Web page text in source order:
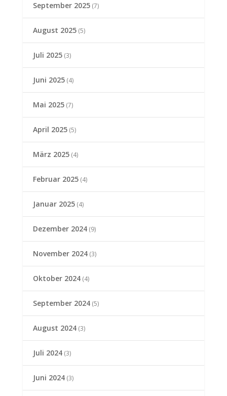
September 2025(7)
August 2025(5)
Juli 2025(3)
Juni 2025(4)
Mai 2025(7)
April 2025(5)
März 2025(4)
Februar 2025(4)
Januar 2025(4)
Dezember 2024(9)
November 2024(3)
Oktober 2024(4)
September 2024(5)
August 2024(3)
Juli 2024(3)
Juni 2024(3)